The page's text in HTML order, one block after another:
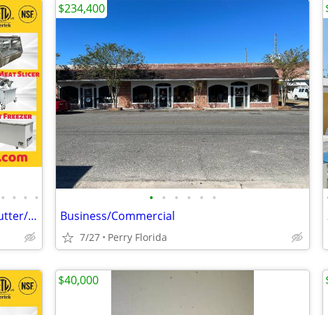
• • • •
` Deli Case/Freezer/Meat Slicer/Bone Cutter/ Grinder/ Saw
• • • • • •
Business/Commercial
7/27 Perry Florida
$234,400
$40,000